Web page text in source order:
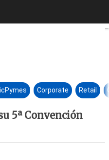
UPI celebra su 5ª
Corporate Retail
5ª Convención